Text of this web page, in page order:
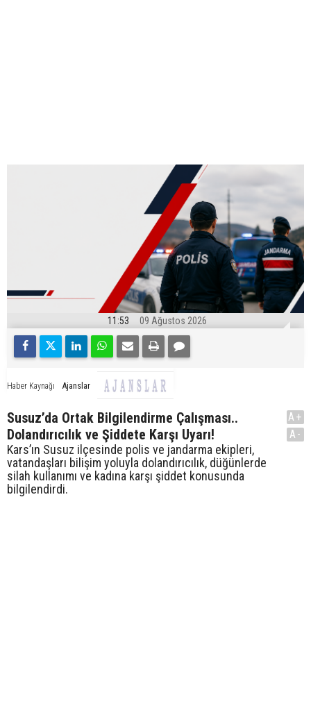
11:53 09 Ağustos 2026
Haber Kaynağı Ajanslar
Susuz’da Ortak Bilgilendirme Çalışması..
Dolandırıcılık ve Şiddete Karşı Uyarı!
Kars’ın Susuz ilçesinde polis ve jandarma ekipleri,
vatandaşları bilişim yoluyla dolandırıcılık, düğünlerde
silah kullanımı ve kadına karşı şiddet konusunda
bilgilendirdi.
A+
A-